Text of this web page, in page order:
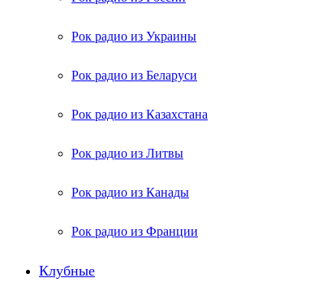
Рок радио из Украины
Рок радио из Беларуси
Рок радио из Казахстана
Рок радио из Литвы
Рок радио из Канады
Рок радио из Франции
Клубные